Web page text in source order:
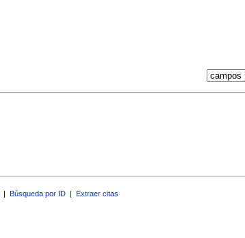
| Búsqueda por ID | Extraer citas